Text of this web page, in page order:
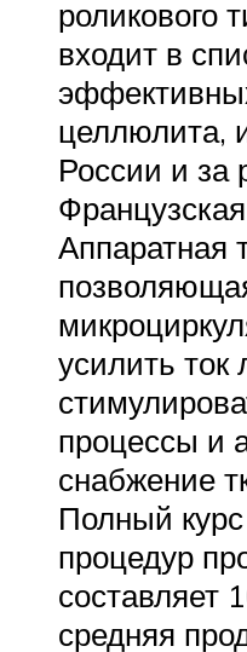
роликового
входит в
целлюлита,
России и за
Аппаратная
усилить
процессы и
снабжение
Полный
процедур
составляет
средняя